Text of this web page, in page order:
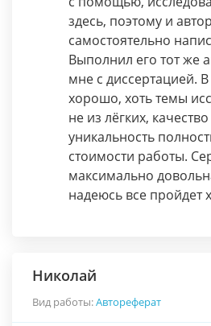
здесь, поэтому и
самостоятельно
Выполнил его тот же
мне с диссертацией.
хорошо, хоть темы
не из лёгких,
уникальность
стоимости работы.
максимально
надеюсь все пройдет
Николай
Вид работы:Автореферат